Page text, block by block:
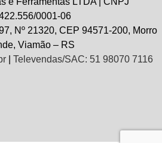
0001-06
Nº 21320, CEP 94571-200, Morro
Viamão – RS
Televendas/SAC: 51 98070 7116